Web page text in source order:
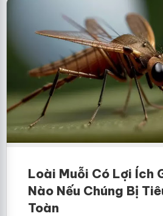
Loài Muỗi Có Lợi Ích
Nào Nếu Chúng Bị
Toàn